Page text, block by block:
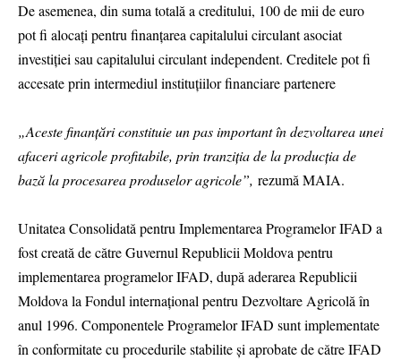
De asemenea, din suma totală a creditului, 100 de mii de euro
pot fi alocați pentru finanțarea capitalului circulant asociat
investiției sau capitalului circulant independent. Creditele pot fi
accesate prin intermediul instituțiilor financiare partenere
„Aceste finanţări constituie un pas important în dezvoltarea unei
afaceri agricole profitabile, prin tranziția de la producția de
bază la procesarea produselor agricole”, rezumă MAIA.
Unitatea Consolidată pentru Implementarea Programelor IFAD a
fost creată de către Guvernul Republicii Moldova pentru
implementarea programelor IFAD, după aderarea Republicii
Moldova la Fondul internațional pentru Dezvoltare Agricolă în
anul 1996. Componentele Programelor IFAD sunt implementate
în conformitate cu procedurile stabilite şi aprobate de către IFAD